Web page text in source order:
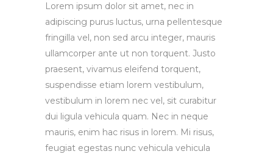
Lorem ipsum dolor sit amet, nec in
adipiscing purus luctus, urna pellentesque
fringilla vel, non sed arcu integer, mauris
ullamcorper ante ut non torquent. Justo
praesent, vivamus eleifend torquent,
suspendisse etiam lorem vestibulum,
vestibulum in lorem nec vel, sit curabitur
dui ligula vehicula quam. Nec in neque
mauris, enim hac risus in lorem. Mi risus,
feugiat egestas nunc vehicula vehicula